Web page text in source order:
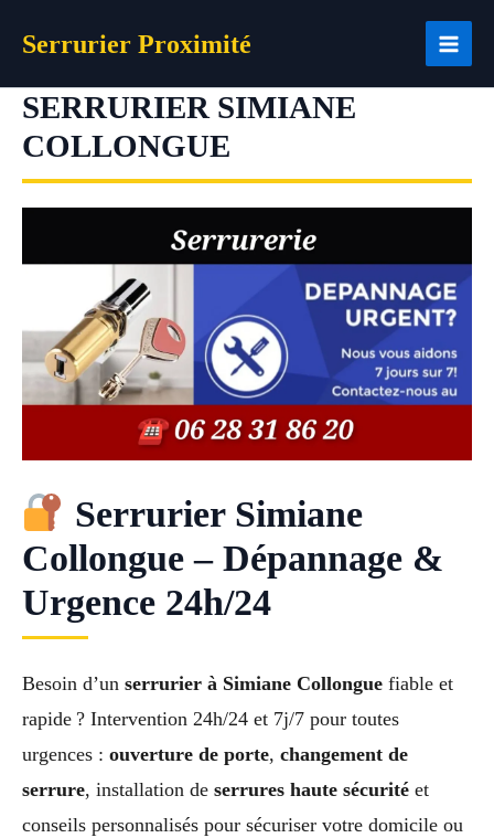
Serrurier Proximité
SERRURIER SIMIANE
COLLONGUE
Serrurier Simiane
Collongue – Dépannage &
Urgence 24h/24
Besoin d’un serrurier à Simiane Collongue fiable et
rapide ? Intervention 24h/24 et 7j/7 pour toutes
urgences : ouverture de porte, changement de
serrure, installation de serrures haute sécurité et
conseils personnalisés pour sécuriser votre domicile ou